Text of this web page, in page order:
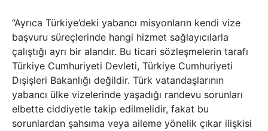
“Ayrıca Türkiye’deki yabancı misyonların kendi vize
başvuru süreçlerinde hangi hizmet sağlayıcılarla
çalıştığı ayrı bir alandır. Bu ticari sözleşmelerin tarafı
Türkiye Cumhuriyeti Devleti, Türkiye Cumhuriyeti
Dışişleri Bakanlığı değildir. Türk vatandaşlarının
yabancı ülke vizelerinde yaşadığı randevu sorunları
elbette ciddiyetle takip edilmelidir, fakat bu
sorunlardan şahsıma veya aileme yönelik çıkar ilişkisi